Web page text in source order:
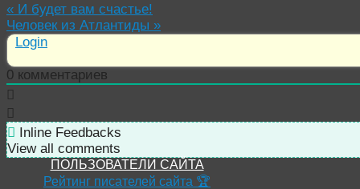
« И будет вам счастье!
Человек из Атлантиды »
Login
0 комментариев
Inline Feedbacks
View all comments
ПОЛЬЗОВАТЕЛИ САЙТА
Рейтинг писателей сайта 🏆